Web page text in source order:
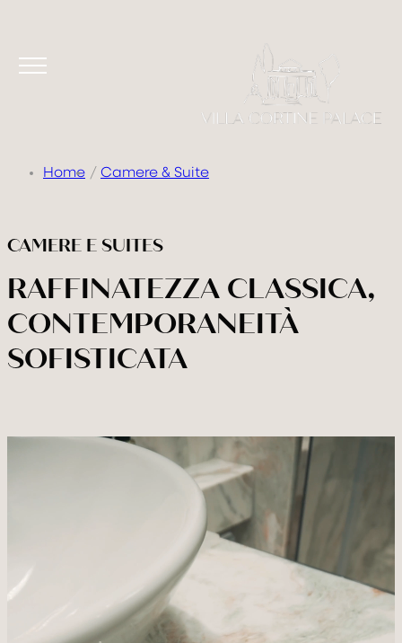
Home Camere & Suite
CAMERE E SUITES
RAFFINATEZZA CLASSICA,
CONTEMPORANEITÀ
SOFISTICATA